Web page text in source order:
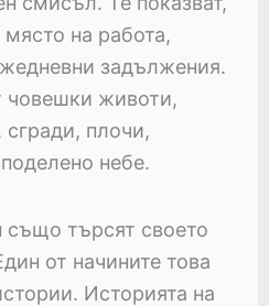
на работа,
задължения.
човешки животи,
сгради, плочи,
небе.
също търсят своето
от начините това
Историята на